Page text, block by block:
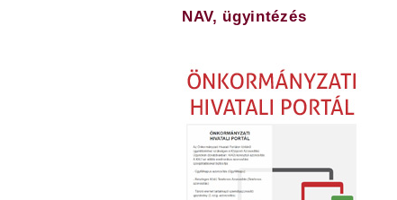
NAV, ügyintézés